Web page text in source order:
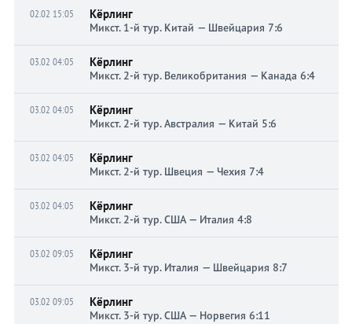
02.02 15:05 Кёрлинг
Микст. 1-й тур. Китай — Швейцария 7:6
03.02 04:05 Кёрлинг
Микст. 2-й тур. Великобритания — Канада 6:4
03.02 04:05 Кёрлинг
Микст. 2-й тур. Австралия — Китай 5:6
03.02 04:05 Кёрлинг
Микст. 2-й тур. Швеция — Чехия 7:4
03.02 04:05 Кёрлинг
Микст. 2-й тур. США — Италия 4:8
03.02 09:05 Кёрлинг
Микст. 3-й тур. Италия — Швейцария 8:7
03.02 09:05 Кёрлинг
Микст. 3-й тур. США — Норвегия 6:11